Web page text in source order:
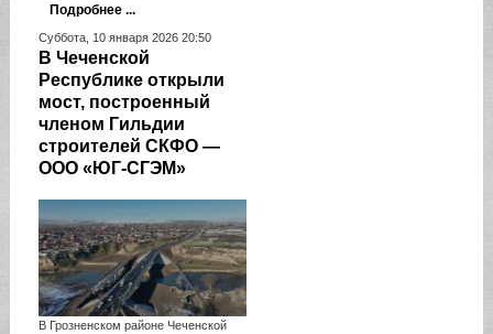
Подробнее ...
Суббота, 10 января 2026 20:50
В Чеченской
Республике открыли
мост, построенный
членом Гильдии
строителей СКФО —
ООО «ЮГ-СГЭМ»
В Грозненском районе Чеченской